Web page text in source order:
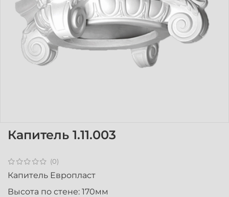
(0)
Капитель 1.11.003
Капитель Европласт
Высота по стене: 170мм